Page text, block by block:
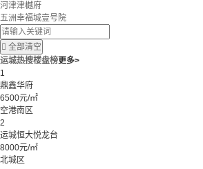
河津津樾府
五洲幸福城壹号院
 全部清空
运城热搜楼盘榜更多>
1
鼎鑫华府
6500元/㎡
空港南区
2
运城恒大悦龙台
8000元/㎡
北城区